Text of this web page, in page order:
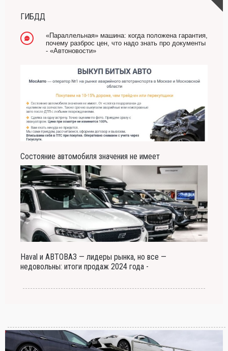
-- Лучшее, что можно сделать с хорошим советом, это пропустить его мимо ушей.
Он никогда не бывает полезен никому, кроме того, кто его дал.
ГИБДД
«Параллельная» машина: когда положена гарантия,
почему разброс цен, что надо знать про документы
- «Автоновости»
Состояние автомобиля значения не имеет
Haval и АВТОВАЗ — лидеры рынка, но все —
недовольны: итоги продаж 2024 года -